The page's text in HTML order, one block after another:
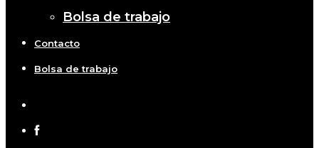
Bolsa de trabajo
Contacto
Bolsa de trabajo
twitter
facebook